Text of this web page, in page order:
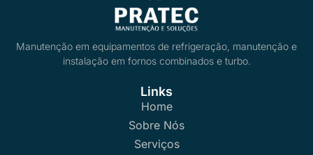
Manutenção em equipamentos de refrigeração, manutenção e
instalação em fornos combinados e turbo.
Links
Home
Sobre Nós
Serviços